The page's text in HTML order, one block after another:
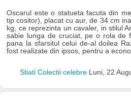
Oscarul este o statueta facuta din
tip cositor), placat cu aur, de 34 cm
kg, ce reprezinta un cavaler, in stilul
sabie lunga de cruciat, pe o rola de
pana la sfarsitul celui de-al doilea
fost realizate din ipsos, pentru a
Stiati Colectii celebre Luni, 22